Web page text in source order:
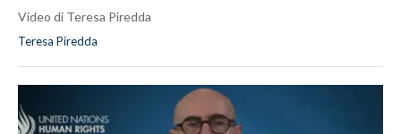
Video di Teresa Piredda
Teresa Piredda